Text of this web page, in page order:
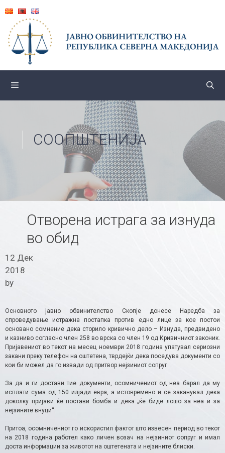
content
СООПШТЕНИЈА
Отворена истрага за изнуда
во обид
12 Дек
2018
by
Основното јавно обвинителство Скопје донесе Наредба за
спроведување истражна постапка против едно лице за кое постои
основано сомнение дека сторило кривично дело – Изнуда, предвидено
и казниво согласно член 258 во врска со член 19 од Кривичниот законик.
Пријавениот во текот на месец ноември 2018 година упатувал сериозни
закани преку телефон на оштетена, тврдејќи дека поседува документи со
кои би можел да го извади од притвор нејзиниот сопруг.
За да и ги достави тие документи, осомничениот од неа барал да му
исплати сума од 150 илјади евра, а истовремено и се заканувал дека
доколку пријави ќе постави бомба и дека „ќе биде лошо за неа и за
нејзините внуци“.
Притоа, осомничениот го искористил фактот што извесен период во текот
на 2018 година работел како личен возач на нејзиниот сопруг и имал
доста информации за животот на оштетената и нејзините блиски.